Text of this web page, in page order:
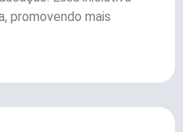
promovendo mais